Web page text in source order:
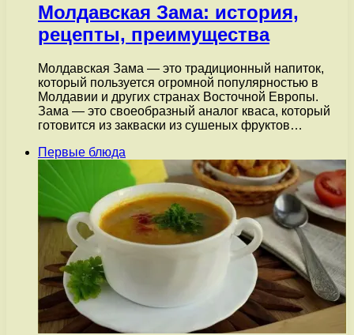
Молдавская Зама: история,
рецепты, преимущества
Молдавская Зама — это традиционный напиток,
который пользуется огромной популярностью в
Молдавии и других странах Восточной Европы.
Зама — это своеобразный аналог кваса, который
готовится из закваски из сушеных фруктов…
Первые блюда